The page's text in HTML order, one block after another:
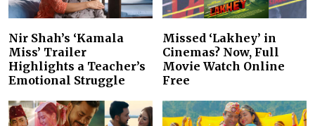
Nir Shah’s ‘Kamala
Miss’ Trailer
Highlights a Teacher’s
Emotional Struggle
Missed ‘Lakhey’ in
Cinemas? Now, Full
Movie Watch Online
Free